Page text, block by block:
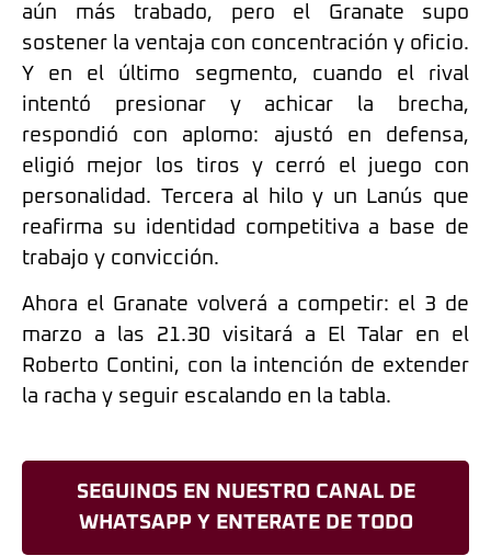
aún más trabado, pero el Granate supo
sostener la ventaja con concentración y oficio.
Y en el último segmento, cuando el rival
intentó presionar y achicar la brecha,
respondió con aplomo: ajustó en defensa,
eligió mejor los tiros y cerró el juego con
personalidad. Tercera al hilo y un Lanús que
reafirma su identidad competitiva a base de
trabajo y convicción.
Ahora el Granate volverá a competir: el 3 de
marzo a las 21.30 visitará a El Talar en el
Roberto Contini, con la intención de extender
la racha y seguir escalando en la tabla.
SEGUINOS EN NUESTRO CANAL DE
WHATSAPP Y ENTERATE DE TODO